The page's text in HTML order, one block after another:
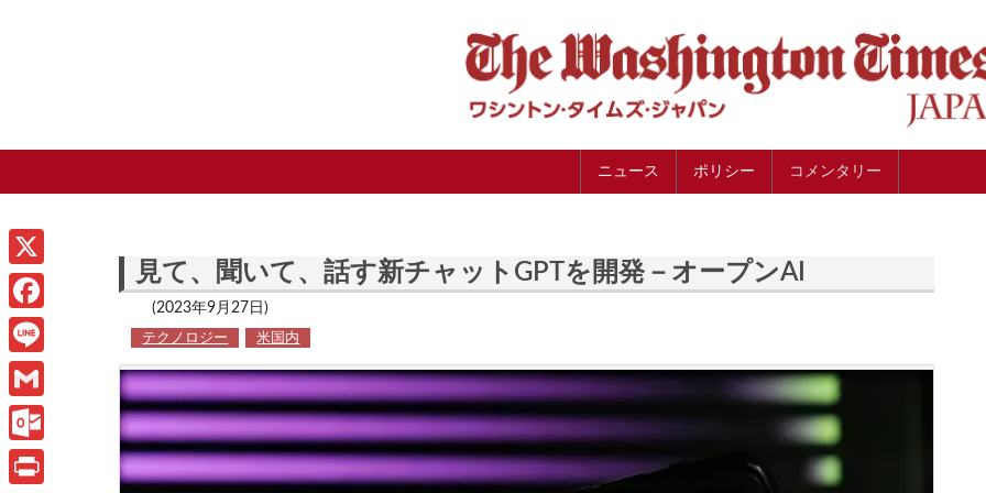
ニュース ポリシー コメンタリー
見て、聞いて、話す新チャットGPTを開発－オープンAI
(2023年9月27日)
テクノロジー 米国内
X
F
a
c
e
b
L
i
n
e
G
m
a
O